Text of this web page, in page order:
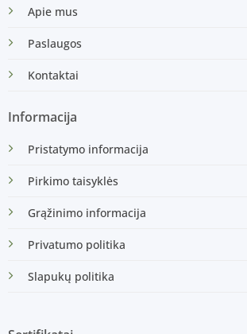
Apie mus
Paslaugos
Kontaktai
Informacija
Pristatymo informacija
Pirkimo taisyklės
Grąžinimo informacija
Privatumo politika
Slapukų politika